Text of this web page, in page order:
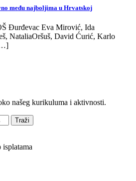
među najboljima u Hrvatskoj
Đurđevac Eva Mirović, Ida
NataliaOršuš, David Ćurić, Karlo
našeg kurikuluma i aktivnosti.
Traži
isplatama